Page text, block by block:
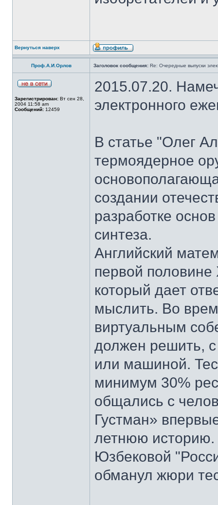
Вернуться наверх
Проф.А.И.Орлов Заголовок сообщения: Re: Очередные выпуски
Зарегистрирован: Вт сен 28,
2004 11:58 am
Сообщений: 12459
2015.07.20.
электронного
В статье "Олег
термоядерное
создании
разработке
синтеза.
Английский
первой
который дает
мыслить. Во
виртуальным
должен решить, с
или машиной.
минимум 30%
общались с
Густман»
летнюю историю.
Юзбековой
обманул жюри